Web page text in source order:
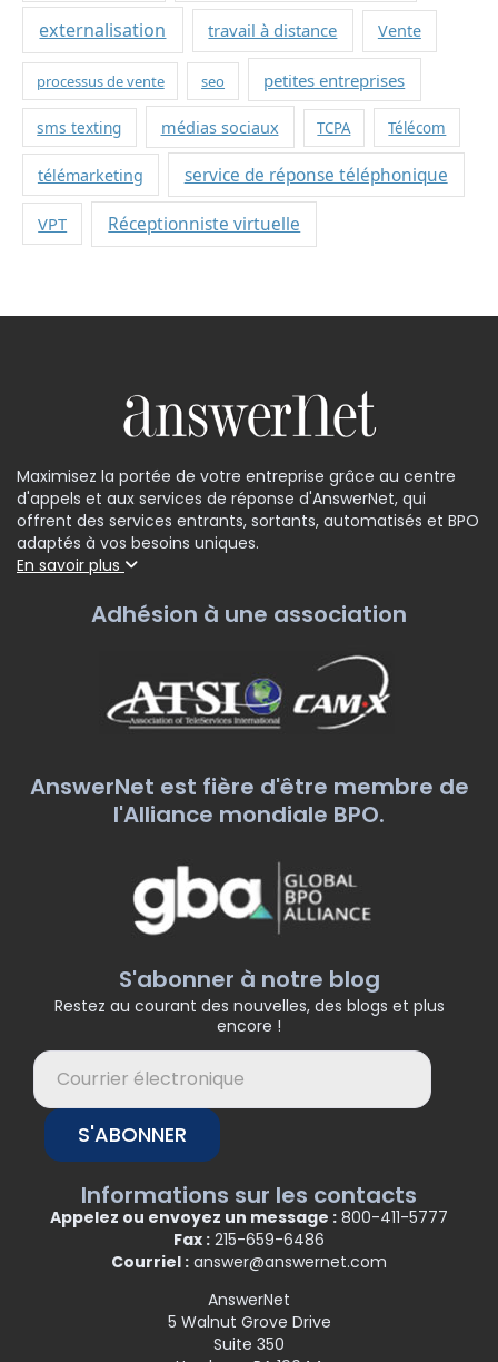
externalisation travail à distance Vente
processus de vente seo petites entreprises
sms texting médias sociaux TCPA Télécom
télémarketing service de réponse téléphonique
VPT Réceptionniste virtuelle
Maximisez la portée de votre entreprise grâce au centre
d'appels et aux services de réponse d'AnswerNet, qui
offrent des services entrants, sortants, automatisés et BPO
adaptés à vos besoins uniques.
En savoir plus
Adhésion à une association
AnswerNet est fière d'être membre de
l'Alliance mondiale BPO.
S'abonner à notre blog
Restez au courant des nouvelles, des blogs et plus
encore !
S'ABONNER
Informations sur les contacts
Appelez ou envoyez un message : 800-411-5777
Fax : 215-659-6486
Courriel : answer@answernet.com
AnswerNet
5 Walnut Grove Drive
Suite 350